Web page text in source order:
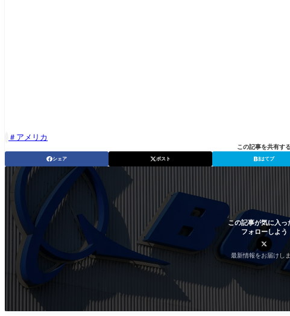
アメリカ
この記事を共有する
シェア ポスト はてブ
この記事が気に入っ
フォローしよう
最新情報をお届けし